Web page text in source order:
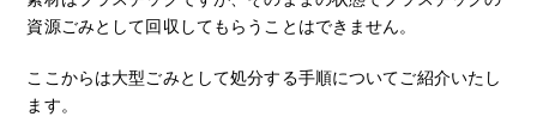
資源ごみとして回収してもらうことはできません。
ここからは大型ごみとして処分する手順についてご紹介いたし
ます。